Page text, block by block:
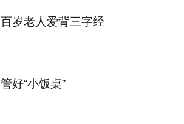
百岁老人爱背三字经
管好“小饭桌”